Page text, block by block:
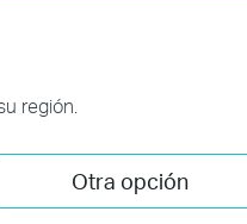
región.
Otra opción